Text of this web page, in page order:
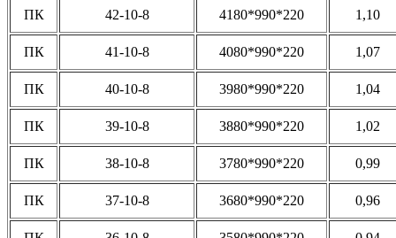
ПК 42-10-8 4180*990*220 1,10
ПК 41-10-8 4080*990*220 1,07
ПК 40-10-8 3980*990*220 1,04
ПК 39-10-8 3880*990*220 1,02
ПК 38-10-8 3780*990*220 0,99
ПК 37-10-8 3680*990*220 0,96